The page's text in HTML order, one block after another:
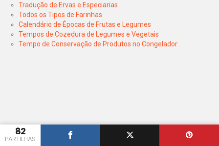
82
PARTILHAS
Tradução de Ervas e Especiarias
Todos os Tipos de Farinhas
Calendário de Épocas de Frutas e Legumes
Tempos de Cozedura de Legumes e Vegetais
Tempo de Conservação de Produtos no Congelador